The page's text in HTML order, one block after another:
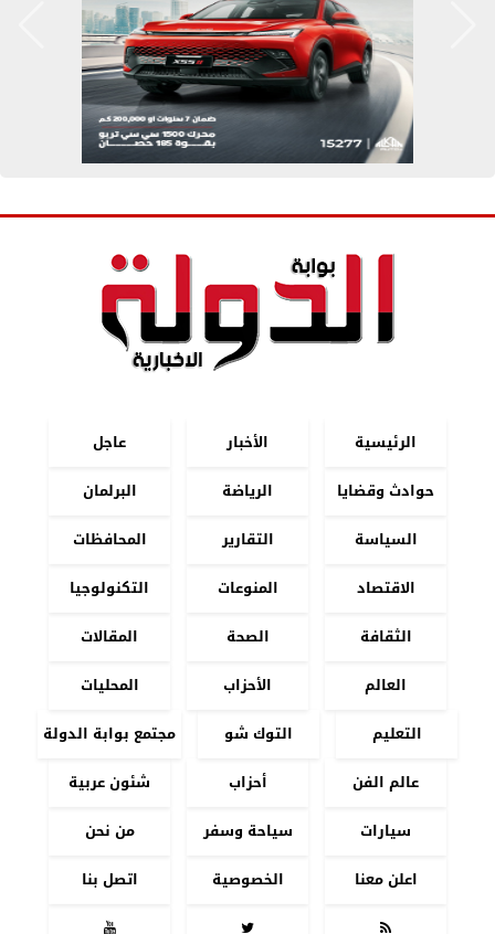
الرئيسية الأخبار
عاجل
حوادث وقضايا
الرياضة
البرلمان
السياسة
التقارير
المحافظات
الاقتصاد
المنوعات
التكنولوجيا
الثقافة
الصحة
المقالات
العالم
الأحزاب
المحليات
التعليم
التوك شو
مجتمع بوابة الدولة
عالم الفن
أحزاب
شئون عربية
سيارات
سياحة وسفر
من نحن
اعلن معنا
الخصوصية
اتصل بنا


